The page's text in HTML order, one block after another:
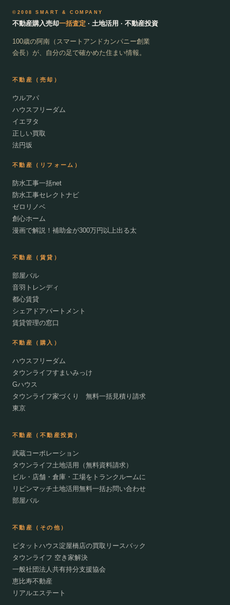
©2008 SMART & COMPANY
不動産購入売却一括査定 · 土地活用 · 不動産投資
100歳の阿南（スマートアンドカンパニー創業
会長）が、自分の足で確かめた住まい情報。
不動産（売却）
ウルアパ
ハウスフリーダム
イエヲタ
正しい買取
法円坂
不動産（リフォーム）
防水工事一括net
防水工事セレクトナビ
ゼロリノベ
創心ホーム
漫画で解説！補助金が300万円以上出る太
不動産（賃貸）
部屋バル
音羽トレンディ
都心賃貸
シェアドアパートメント
賃貸管理の窓口
不動産（購入）
ハウスフリーダム
タウンライフすまいみっけ
Gハウス
タウンライフ家づくり 無料一括見積り請求
東京
不動産（不動産投資）
武蔵コーポレーション
タウンライフ土地活用（無料資料請求）
ビル・店舗・倉庫・工場をトランクルームに
リビンマッチ土地活用無料一括お問い合わせ
部屋バル
不動産（その他）
ピタットハウス淀屋橋店の買取リースバック
タウンライフ 空き家解決
一般社団法人共有持分支援協会
恵比寿不動産
リアルエステート